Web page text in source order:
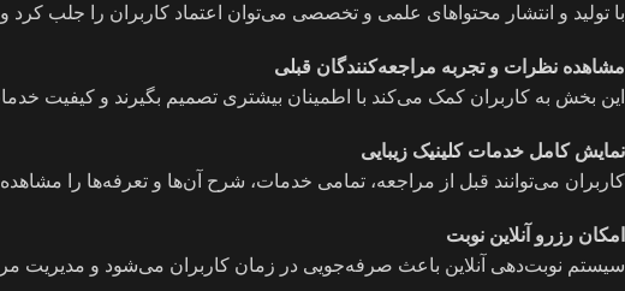
با تولید و انتشار محتواهای علمی و تخصصی می‌توان اعتماد کاربران را جلب
مشاهده نظرات و تجربه مراجعه‌کنندگان قبلی
این بخش به کاربران کمک می‌کند با اطمینان بیشتری تصمیم بگیرند و کیفیت
نمایش کامل خدمات کلینیک زیبایی
کاربران می‌توانند قبل از مراجعه، تمامی خدمات، شرح آن‌ها و تعرفه‌ها را مشاهده
امکان رزرو آنلاین نوبت
سیستم نوبت‌دهی آنلاین باعث صرفه‌جویی در زمان کاربران می‌شود و مدیریت